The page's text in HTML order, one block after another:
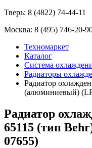
Тверь: 8 (4822) 74-44-11
Москва: 8 (495) 746-20-
Техномаркет
Каталог
Система
Радиаторы
Радиатор
(алюминиевый)
Радиатор
65115 (тип
07655)